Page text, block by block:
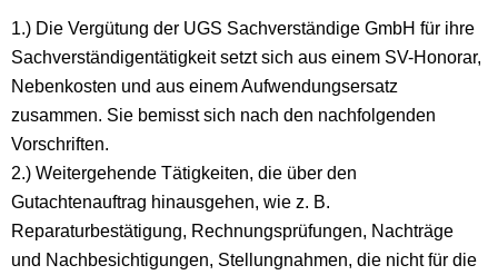
1.) Die Vergütung der UGS Sachverständige GmbH für ihre
Sachverständigentätigkeit setzt sich aus einem SV-Honorar,
Nebenkosten und aus einem Aufwendungsersatz
zusammen. Sie bemisst sich nach den nachfolgenden
Vorschriften.
2.) Weitergehende Tätigkeiten, die über den
Gutachtenauftrag hinausgehen, wie z. B.
Reparaturbestätigung, Rechnungsprüfungen, Nachträge
und Nachbesichtigungen, Stellungnahmen, die nicht für die